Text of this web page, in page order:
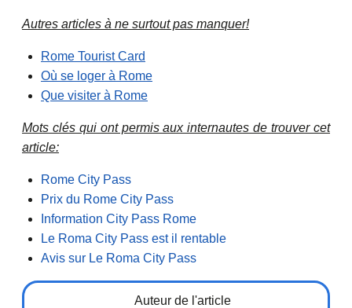
Autres articles à ne surtout pas manquer!
Rome Tourist Card
Où se loger à Rome
Que visiter à Rome
Mots clés qui ont permis aux internautes de trouver cet
article:
Rome City Pass
Prix du Rome City Pass
Information City Pass Rome
Le Roma City Pass est il rentable
Avis sur Le Roma City Pass
Auteur de l'article